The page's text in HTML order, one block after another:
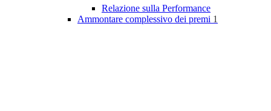
Relazione sulla Performance
Ammontare complessivo dei premi 1